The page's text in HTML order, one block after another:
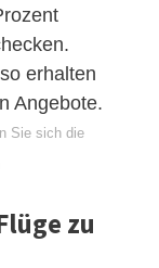
erhalten
Angebote.
Sie sich die
zu